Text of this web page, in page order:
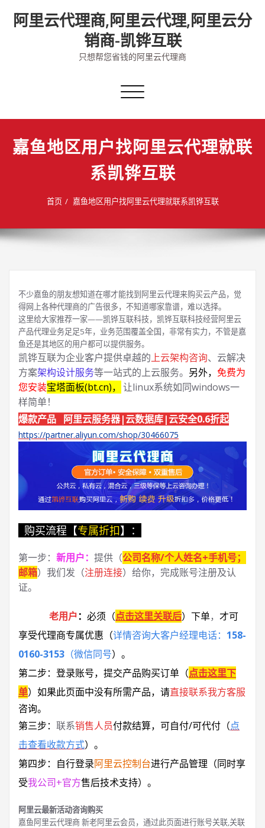
content
阿里云代理商,阿里云代理,阿里云分
销商-凯铧互联
只想帮您省钱的阿里云代理商
切
导
嘉鱼地区用户找阿里云代理就联
系凯铧互联
首页 嘉鱼地区用户找阿里云代理就联系凯铧互联
不少嘉鱼的朋友想知道在哪才能找到阿里云代理来购买云产品，觉
得网上各种代理商的广告很多，不知道哪家靠谱，难以选择。
这里给大家推荐一家——凯铧互联科技，凯铧互联科技经营阿里云
产品代理业务足足5年，业务范围覆盖全国，非常有实力，不管是嘉
鱼还是其地区的用户都可以提供服务。
凯铧互联为企业客户提供卓越的上云架构咨询、云解决
方案架构设计服务等一站式的上云服务。 另外， 免费为
您安装宝塔面板(bt.cn)， 让linux系统如同windows一
样简单！
爆款产品 阿里云服务器|云数据库|云安全0.6折起
https://partner.aliyun.com/shop/30466075
购买流程【专属折扣】：
第一步： 新用户： 提供（公司名称/个人姓名+手机号；
邮箱）我们发（注册连接）给你，完成账号注册及认
证。
老用户： 必须 （点击这里关联后） 下单， 才可
享受代理商专属优惠 （详情咨询大客户经理电话： 158-
0160-3153 （微信同号） 。
第二步：登录账号，提交产品购买订单（点击这里下
单） 如果此页面中没有所需产品，请直接联系我方客服
咨询。
第三步： 联系销售人员付款结算，可自付/可代付（点
击查看收款方式）。
第四步：自行登录阿里云控制台进行产品管理（同时享
受我公司+官方售后技术支持）。
阿里云最新活动咨询购买
嘉鱼阿里云代理商 新老阿里云会员，通过此页面进行账号关联,关联